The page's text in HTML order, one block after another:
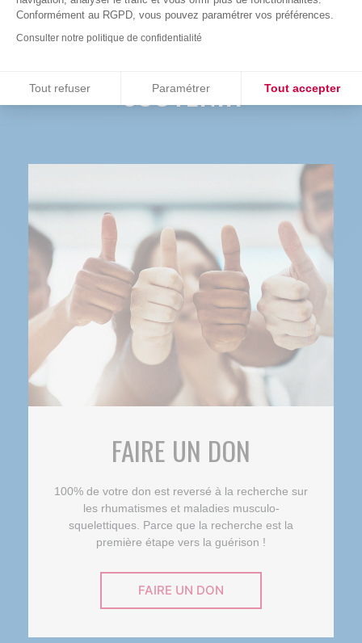
Conformément au RGPD, vous pouvez paramétrer vos préférences.
Consulter notre politique de confidentialité
Tout refuser Paramétrer Tout accepter
COMMENT NOUS
SOUTENIR
FAIRE UN DON
100% de votre don est reversé à la recherche sur
les rhumatismes et maladies musculo-
squelettiques. Parce que la recherche est la
première étape vers la guérison !
FAIRE UN DON